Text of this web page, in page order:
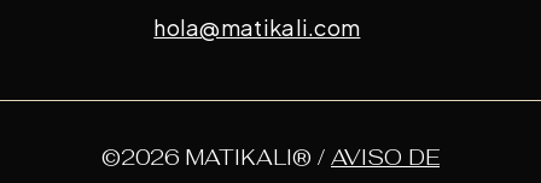
hola@matikali.com
©2026 MATIKALI® / AVISO DE